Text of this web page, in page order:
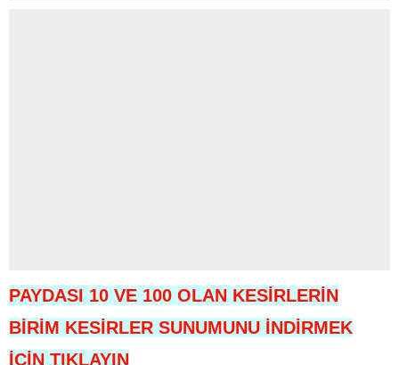
PAYDASI 10 VE 100 OLAN KESİRLERİN
BİRİM KESİRLER SUNUMUNU İNDİRMEK
İÇİN TIKLAYIN